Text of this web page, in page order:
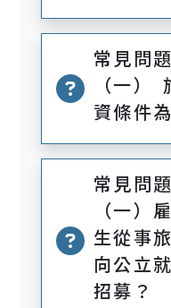
常見問
（一）
資條件
常見問
（一）
生從事
向公立
招募？